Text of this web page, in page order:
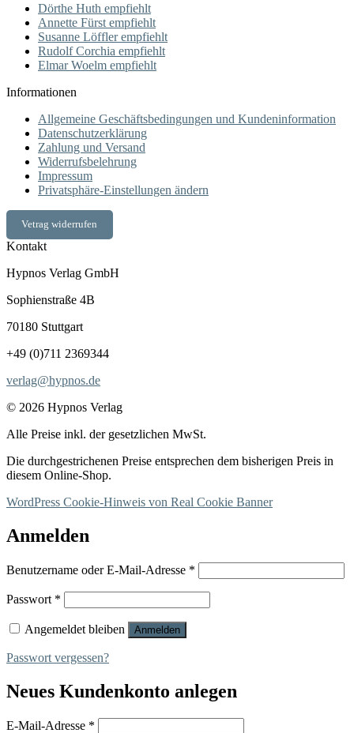
Dörthe Huth empfiehlt
Annette Fürst empfiehlt
Susanne Löffler empfiehlt
Rudolf Corchia empfiehlt
Elmar Woelm empfiehlt
Informationen
Allgemeine Geschäftsbedingungen und Kundeninformation
Datenschutzerklärung
Zahlung und Versand
Widerrufsbelehrung
Impressum
Privatsphäre-Einstellungen ändern
Vetrag widerrufen
Kontakt
Hypnos Verlag GmbH
Sophienstraße 4B
70180 Stuttgart
+49 (0)711 2369344
verlag@hypnos.de
© 2026 Hypnos Verlag
Alle Preise inkl. der gesetzlichen MwSt.
Die durchgestrichenen Preise entsprechen dem bisherigen Preis in
diesem Online-Shop.
WordPress Cookie-Hinweis von Real Cookie Banner
Anmelden
Benutzername oder E-Mail-Adresse *
Passwort *
Angemeldet bleiben Anmelden
Passwort vergessen?
Neues Kundenkonto anlegen
E-Mail-Adresse *